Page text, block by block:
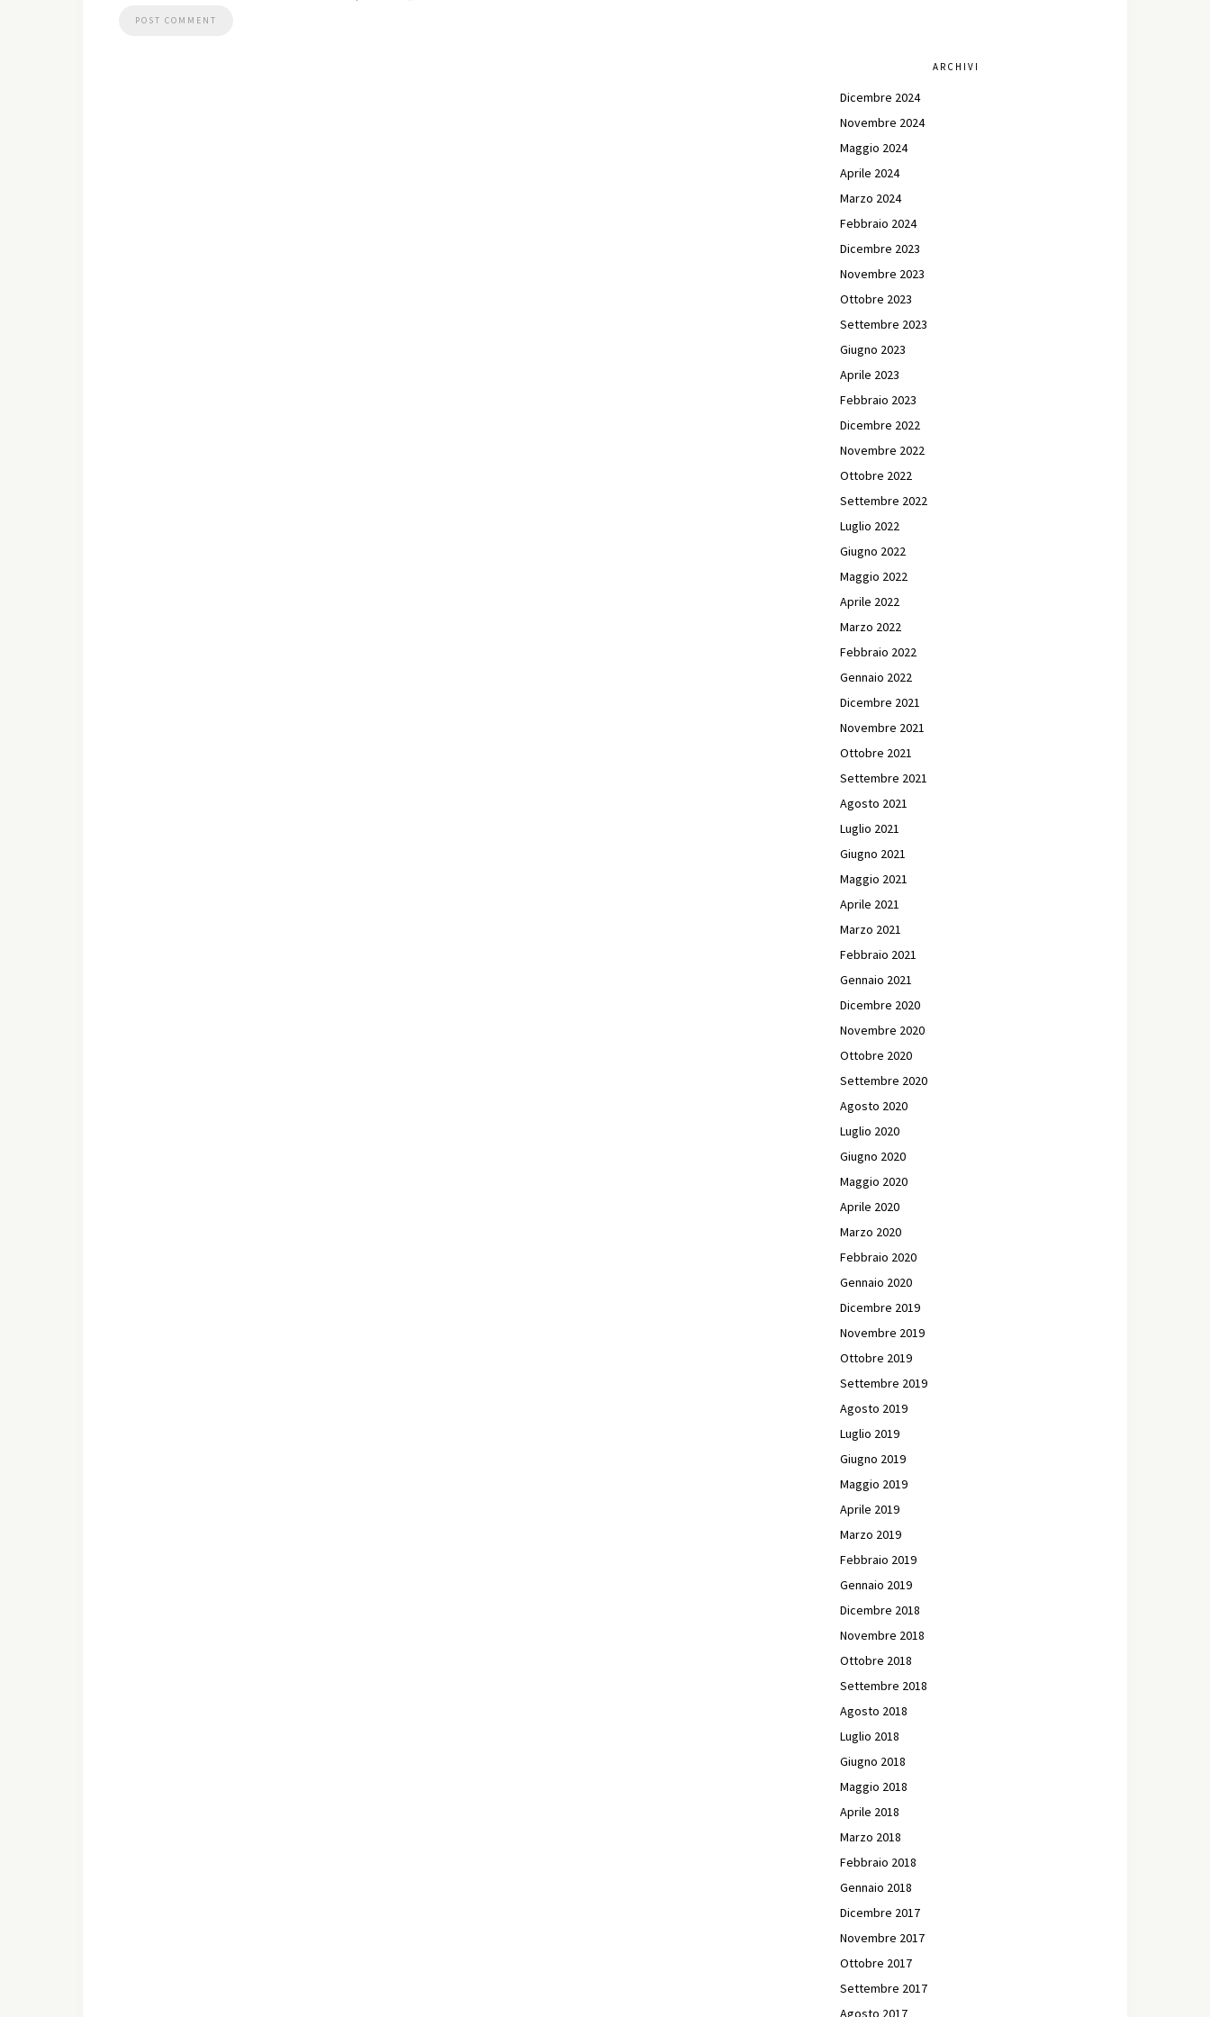
ARCHIVI
Dicembre 2024
Novembre 2024
Maggio 2024
Aprile 2024
Marzo 2024
Febbraio 2024
Dicembre 2023
Novembre 2023
Ottobre 2023
Settembre 2023
Giugno 2023
Aprile 2023
Febbraio 2023
Dicembre 2022
Novembre 2022
Ottobre 2022
Settembre 2022
Luglio 2022
Giugno 2022
Maggio 2022
Aprile 2022
Marzo 2022
Febbraio 2022
Gennaio 2022
Dicembre 2021
Novembre 2021
Ottobre 2021
Settembre 2021
Agosto 2021
Luglio 2021
Giugno 2021
Maggio 2021
Aprile 2021
Marzo 2021
Febbraio 2021
Gennaio 2021
Dicembre 2020
Novembre 2020
Ottobre 2020
Settembre 2020
Agosto 2020
Luglio 2020
Giugno 2020
Maggio 2020
Aprile 2020
Marzo 2020
Febbraio 2020
Gennaio 2020
Dicembre 2019
Novembre 2019
Ottobre 2019
Settembre 2019
Agosto 2019
Luglio 2019
Giugno 2019
Maggio 2019
Aprile 2019
Marzo 2019
Febbraio 2019
Gennaio 2019
Dicembre 2018
Novembre 2018
Ottobre 2018
Settembre 2018
Agosto 2018
Luglio 2018
Giugno 2018
Maggio 2018
Aprile 2018
Marzo 2018
Febbraio 2018
Gennaio 2018
Dicembre 2017
Novembre 2017
Ottobre 2017
Settembre 2017
Agosto 2017